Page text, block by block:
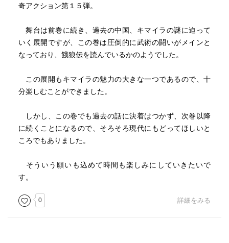
奇アクション第１５弾。
舞台は前巻に続き、過去の中国、キマイラの謎に迫って
いく展開ですが、この巻は圧倒的に武術の闘いがメインと
なっており、餓狼伝を読んでいるかのようでした。
この展開もキマイラの魅力の大きな一つであるので、十
分楽しむことができました。
しかし、この巻でも過去の話に決着はつかず、次巻以降
に続くことになるので、そろそろ現代にもどってほしいと
ころでもありました。
そういう願いも込めて時間も楽しみにしていきたいで
す。
0 詳細をみる